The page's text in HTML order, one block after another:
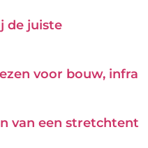
de juiste
voor bouw, infra
van een stretchtent